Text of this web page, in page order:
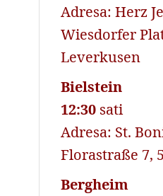
Adresa: Herz
Wiesdorfer
Leverkusen
Bielstein
12:30 sati
Adresa: St.
Florastraße 7,
Bergheim